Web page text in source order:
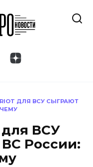
ДЛЯ ВСУ СЫГРАЮТ
ВСУ
России: